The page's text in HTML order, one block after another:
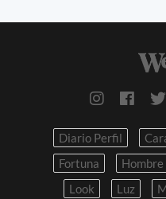
Diario Perfil
Fortuna
Hombre
Look
Luz